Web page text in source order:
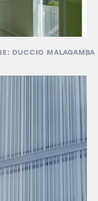
DUCCIO MALAGAMBA